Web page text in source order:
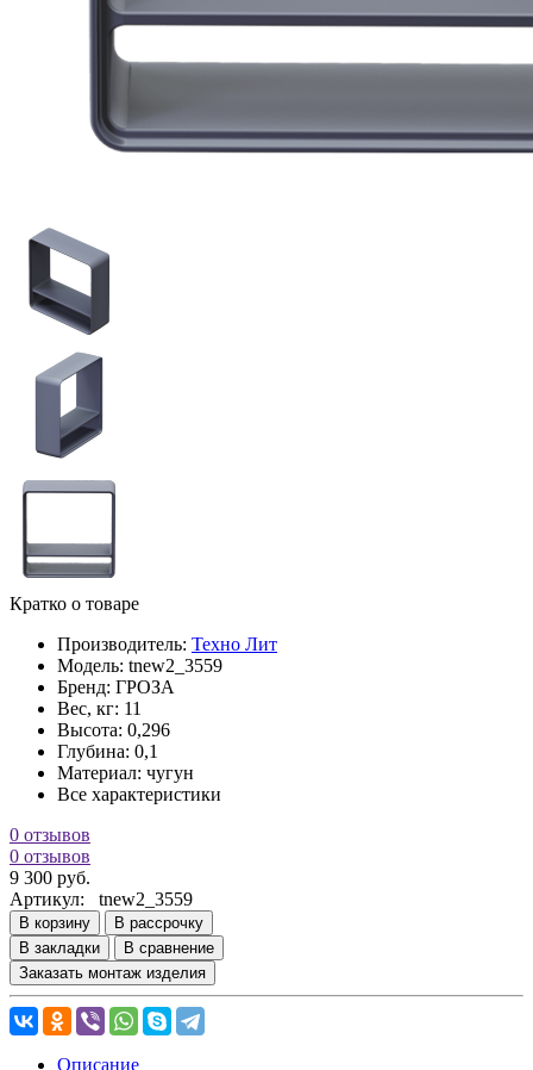
Кратко о товаре
Производитель: Техно Лит
Модель: tnew2_3559
Бренд: ГРОЗА
Вес, кг: 11
Высота: 0,296
Глубина: 0,1
Материал: чугун
Все характеристики
0 отзывов
0 отзывов
9 300 руб.
Артикул: tnew2_3559
В корзину
В рассрочку
В закладки
В сравнение
Заказать монтаж изделия
Описание